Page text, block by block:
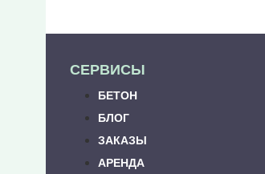
СЕРВИСЫ
БЕТОН
БЛОГ
ЗАКАЗЫ
АРЕНДА